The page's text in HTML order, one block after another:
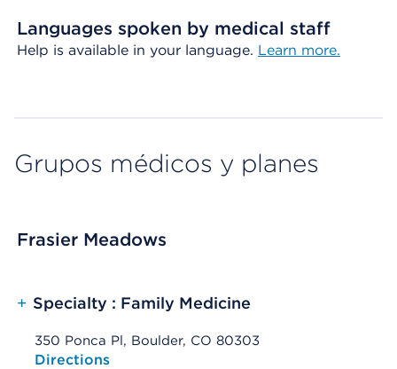
Languages spoken by medical staff
Help is available in your language. Learn more.
Grupos médicos y planes
Frasier Meadows
+ Specialty : Family Medicine
350 Ponca Pl, Boulder, CO 80303
Opens native map application on mobile devices
Directions